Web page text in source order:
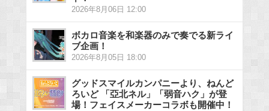
2026年8月06日 12:00
ボカロ音楽を和楽器のみで奏でる新ライ
ブ企画！
2026年8月05日 18:00
グッドスマイルカンパニーより、ねんど
ろいど 「亞北ネル」「弱音ハク」が登
場！フェイスメーカーコラボも開催中！